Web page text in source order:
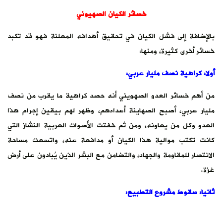
خسائر الكيان الصهيوني
بالإضافة إلى فشل الكيان في تحقيق أهدافه المعلنة فهو قد تكبد
خسائر أخرى كثيرة، ومنها:
أولا: كراهية نصف مليار عربي:
من أهم خسائر العدو الصهويني أنه حصد كراهية ما يقرب من نصف
مليار عربي، أصبح الصهاينة أعداءهم، وظهر لهم بيقين إجرام هذا
العدو وكل من يعاونه، ومن ثم خفتت الأصوات العربية النشاز التي
كانت تكتب موالية هذا الكيان أو مدافعة عنه، واتسعت مساحة
الانتصار للمقاومة والجهاد، والتضامن مع البشر الذين يُبادون على أرض
غزة.
ثانيا: سقوط مشروع التطبيع: